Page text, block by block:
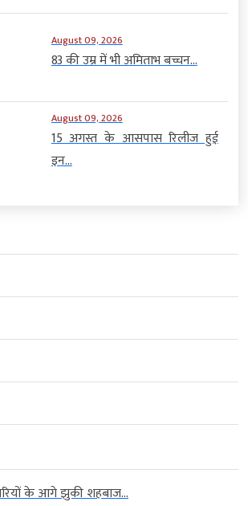
August 09, 2026
83 की उम्र में भी अमिताभ बच्चन...
August 09, 2026
15 अगस्त के आसपास रिलीज हुई
इन...
के आगे झुकी शहबाज...